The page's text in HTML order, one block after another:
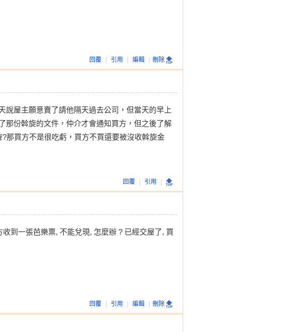
回覆 引用 編輯 刪除
說屋主願意賣了請他隔天過去公司，但當天的早上
那份斡旋的文件，仲介才會通知買方，但之後了解
那買方不是很吃虧，買方不買還要被沒收斡旋金
回覆 引用
到一張芭樂票, 不能兌現, 怎麼辦 ? 已經交屋了, 買
回覆 引用 編輯 刪除